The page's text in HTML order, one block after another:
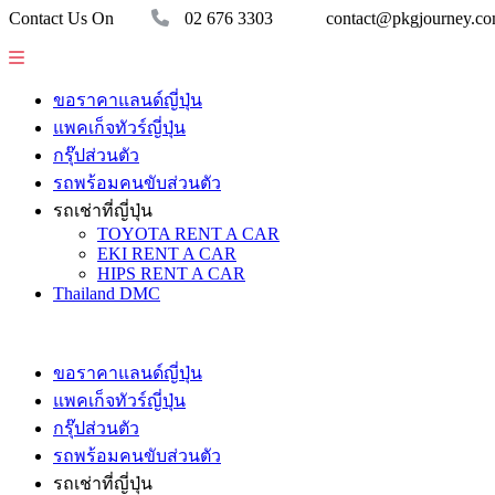
Contact Us On 02 676 3303
ขอราคาแลนด์ญี่ปุ่น
แพคเก็จทัวร์ญี่ปุ่น
กรุ๊ปส่วนตัว
รถพร้อมคนขับส่วนตัว
รถเช่าที่ญี่ปุ่น
TOYOTA RENT A CAR
EKI RENT A CAR
HIPS RENT A CAR
Thailand DMC
ขอราคาแลนด์ญี่ปุ่น
แพคเก็จทัวร์ญี่ปุ่น
กรุ๊ปส่วนตัว
รถพร้อมคนขับส่วนตัว
รถเช่าที่ญี่ปุ่น